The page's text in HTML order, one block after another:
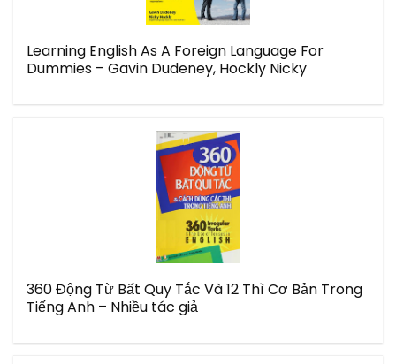
Learning English As A Foreign Language For
Dummies – Gavin Dudeney, Hockly Nicky
360 Động Từ Bất Quy Tắc Và 12 Thì Cơ Bản Trong
Tiếng Anh – Nhiều tác giả